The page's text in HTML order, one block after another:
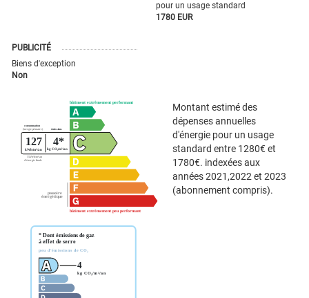
pour un usage standard
1780 EUR
PUBLICITÉ
Biens d'exception
Non
Montant estimé des
dépenses annuelles
d'énergie pour un usage
standard entre 1280€ et
1780€. indexées aux
années 2021,2022 et 2023
(abonnement compris).